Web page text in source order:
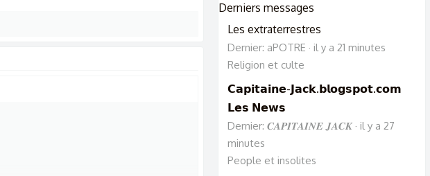
Derniers messages
Les extraterrestres
Dernier: aPOTRE
il y a 21 minutes
Religion et culte
𝗖𝗮𝗽𝗶𝘁𝗮𝗶𝗻𝗲-𝗝𝗮𝗰𝗸.𝗯𝗹𝗼𝗴𝘀𝗽𝗼𝘁.𝗰𝗼𝗺
𝗟𝗲𝘀 𝗡𝗲𝘄𝘀
Dernier: 𝑪𝑨𝑷𝑰𝑻𝑨𝑰𝑵𝑬 𝑱𝑨𝑪𝑲 il y a 27
minutes
People et insolites